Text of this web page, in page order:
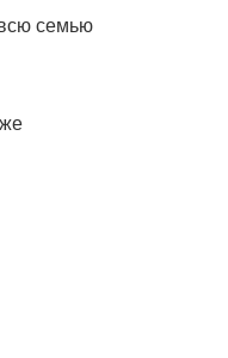
семью